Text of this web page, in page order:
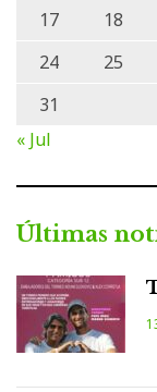
17
18
24
25
31
« Jul
Últimas